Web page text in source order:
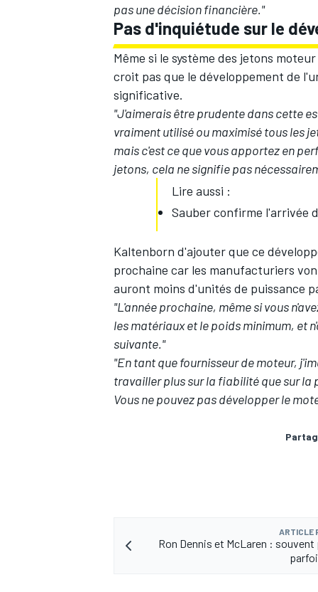
AUTRES CHAMPIONNATS
pas une décision financière."
Pas d'inquiétude sur le
Même si le système des jetons
croit pas que le développement de
significative.
"J'aimerais être prudente dans cette
vraiment utilisé ou maximisé tous les
mais c'est ce que vous apportez en
jetons, cela ne signifie pas
Lire aussi :
Sauber confirme l'arrivée
Kaltenborn d'ajouter que ce
prochaine car les manufacturiers
auront moins d'unités de puissance
"L'année prochaine, même si vous
les matériaux et le poids minimum, et
suivante."
"En tant que fournisseur de moteur,
travailler plus sur la fiabilité que sur la
Vous ne pouvez pas développer le
ARTICLE
Ron Dennis et McLaren :